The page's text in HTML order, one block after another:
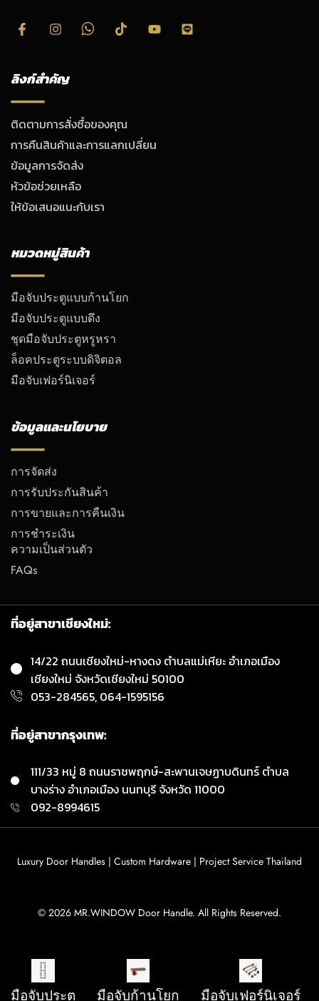
ลิงก์สำคัญ
ติดตามการสั่งซื้อของคุณ
การคืนสินค้าและการแลกเปลี่ยน
ข้อมูลการจัดส่ง
หัวข้อช่วยเหลือ
ให้ข้อเสนอแนะกับเรา
หมวดหมู่สินค้า
มือจับประตูแบบก้านโยก
มือจับประตูแบบดึง
ชุดมือจับประตูหรูหรา
ล็อคประตูระบบดิจิตอล
มือจับเฟอร์นิเจอร์
ข้อมูลและนโยบาย
การจัดส่ง
การรับประกันสินค้า
การขายและการคืนเงิน
การชำระเงิน
ความเป็นส่วนตัว
FAQs
ที่อยู่สาขาเชียงใหม่:
14/22 ถนนเชียงใหม่-หางดง ตำบลแม่เหียะ อำเภอเมือง
เชียงใหม่ จังหวัดเชียงใหม่ 50100
053-284565, 064-1595156
ที่อยู่สาขากรุงเทพ:
111/33 หมู่ 8 ถนนราชพฤกษ์-สะพานเจษฏาบดินทร์ ตำบล
บางร่าง อำเภอเมือง นนทบุรี จังหวัด 11000
092-8994615
© 2026 MR.WINDOW Door Handle. All Rights Reserved.
Luxury Door Handles | Custom Hardware | Project Service Thailand
มือจับประตู มือจับก้านโยก มือจับเฟอร์นิเจอร์